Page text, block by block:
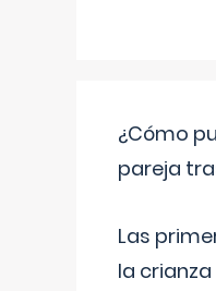
¿Cómo
pareja
Las
la